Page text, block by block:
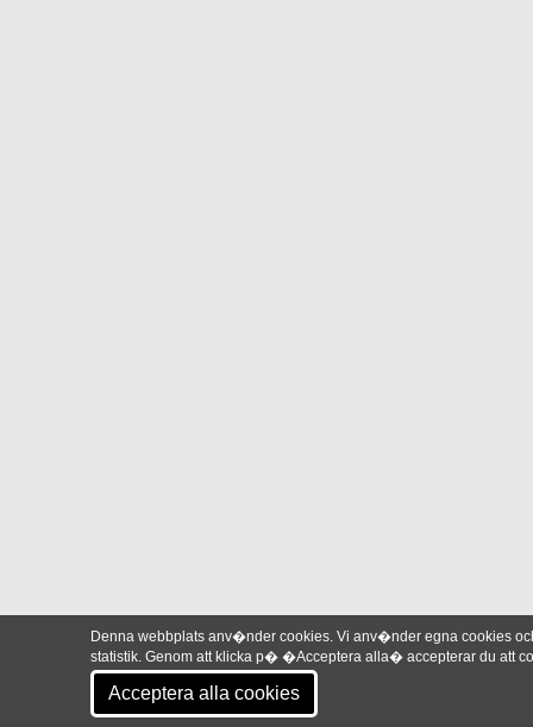
Denna webbplats anv�nder cookies. Vi anv�nder egna cookies
statistik. Genom att klicka p� �Acceptera alla� accepterar du att
Acceptera alla cookies